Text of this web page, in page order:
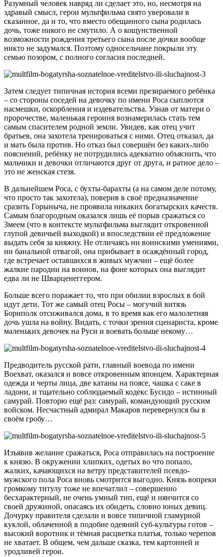
Разумный человек навряд ли сделает это, но, несмотря на
здравый смысл, герои мультфильма свято уверовали в
сказанное, да и то, что вместо обещанного сына родилась
дочь, тоже никого не смутило. А о кощунственной
возможности рождения третьего сына после дочки вообще
никто не задумался. Поэтому односельчане покрыли эту
семью позором, с полного согласия последней.
Затем следует типичная история всеми презираемого ребёнка
– со стороны соседей на девочку по имени Роса сыплются
насмешки, оскорбления и издевательства. Узнав от матери о
пророчестве, маленькая героиня вознамерилась стать тем
самым спасителем родной земли. Увидев, как отец учит
братьев, она захотела тренироваться с ними. Отец отказал, да
и мать была против. Но отказ был совершён без каких-либо
пояснений, ребёнку не потрудились адекватно объяснить, что
мальчики и девочки отличаются друг от друга, и ратное дело –
это не женская стезя.
В дальнейшем Роса, с бухты-барахты (а на самом деле потому,
что просто так захотела), поверив в своё предназначение
сразить Горыныча, не проявила никаких богатырских качеств.
Самым благородным оказался лишь её порыв сражаться со
Змеем (что в контексте мультфильма выглядит откровенной
глупой девичьей выходкой) и впоследствии её предложение
выдать себя за княжну. Не отличаясь ни воинскими умениями,
ни банальной отвагой, она прибывает в осаждённый город,
где встречает оставшихся в живых мужчин – ещё более
жалкие пародии на воинов, на фоне которых она выглядит
едва ли не Шварценеггером.
Больше всего поражает то, что при обилии взрослых в бой
идут дети. Тот же самый отец Росы – могучий витязь
Бориполк отсиживался дома, в то время как его малолетняя
дочь ушла на войну. Видать, с точки зрения сценариста, кроме
маленьких девочек на Руси и воевать больше некому…
Предводитель русской рати, главный воевода по имени
Воехват, оказался и вовсе откровенным японцем. Характерная
одежда и черты лица, две катаны на поясе, чашка с саке в
ладони, и тщательно соблюдаемый кодекс Бусидо – истинный
самурай. Повторю ещё раз: самурай, командующий русским
войском. Несчастный адмирал Макаров перевернулся бы в
своём гробу…
Изъявив желание сражаться, Роса отправилась на построение
к князю. В окружении хлипких, одетых во что попало,
жалких, качающихся на ветру представителей псевдо-
мужского пола Роса вновь смотрится выгодно. Князь вопреки
громкому титулу тоже не впечатлил – совершенно
бесхарактерный, не очень умный тип, ещё и нянчится со
своей дружиной, опасаясь их обидеть, словно юных девиц.
Дочурку правителя сделали и вовсе типичной гламурной
куклой, облаченной в подобие одеяний суб-культуры готов –
высокий воротник и тёмная расцветка платья, только черепов
не хватает. В общем, чем дальше сказка, тем картонней и
уродливей герои.